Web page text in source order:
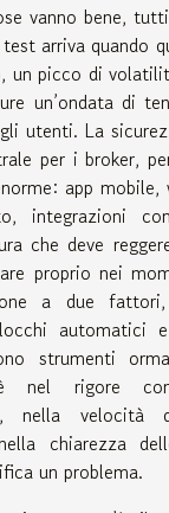
vanno bene,
arriva quando
un picco di
un’ondata di
utenti. La
per i broker,
app
integrazioni
che deve
proprio nei
a due
automatici
strumenti
nel rigore
nella velocità
chiarezza
un problema.